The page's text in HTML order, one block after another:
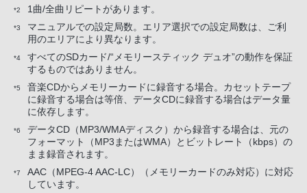
*2 1曲/全曲リピートがあります。
*3
マニュアルでの設定局数。エリア選択での設定局数は、ご利
用のエリアにより異なります。
*4
すべてのSDカード/“メモリースティック デュオ”の動作を保証
するものではありません。
*5
音楽CDからメモリーカードに録音する場合。カセットテープ
に録音する場合は等倍、データCDに録音する場合はデータ量
に依存します。
*6
データCD（MP3/WMAディスク）から録音する場合は、元の
フォーマット（MP3またはWMA）とビットレート（kbps）の
まま録音されます。
*7
AAC（MPEG-4 AAC-LC）（メモリーカードのみ対応）に対応
しています。